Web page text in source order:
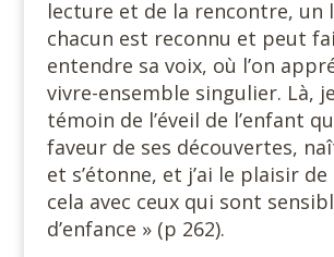
lecture et de la rencontre, un
chacun est reconnu et peut
entendre sa voix, où l’on
vivre-ensemble singulier. Là,
témoin de l’éveil de l’enfant
faveur de ses découvertes,
et s’étonne, et j’ai le plaisir
cela avec ceux qui sont
d’enfance » (p 262).